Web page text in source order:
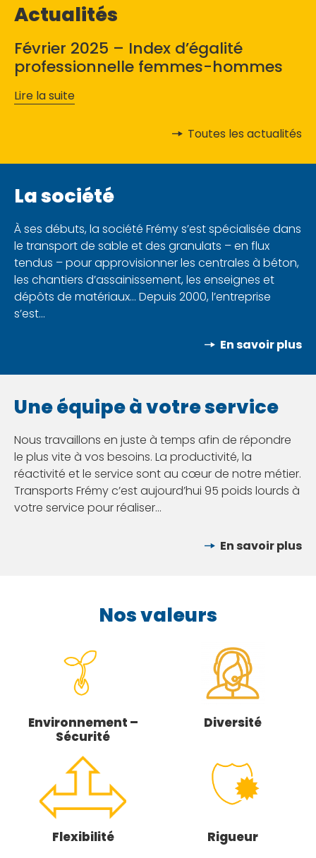
Actualités
Février 2025 – Index d’égalité
professionnelle femmes-hommes
Lire la suite
Toutes les actualités
Toutes les actualités
La société
À ses débuts, la société Frémy s’est spécialisée dans
le transport de sable et des granulats – en flux
tendus – pour approvisionner les centrales à béton,
les chantiers d’assainissement, les enseignes et
dépôts de matériaux… Depuis 2000, l’entreprise
s’est…
En savoir plus
En savoir plus
Une équipe à votre service
Nous travaillons en juste à temps afin de répondre
le plus vite à vos besoins. La productivité, la
réactivité et le service sont au cœur de notre métier.
Transports Frémy c’est aujourd’hui 95 poids lourds à
votre service pour réaliser…
En savoir plus
Nos valeurs
Environnement –
Sécurité
Diversité
Flexibilité Rigueur